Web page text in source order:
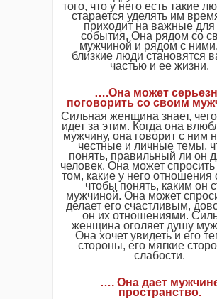
того, что у него есть такие
старается уделять им
приходит на важные для
события. Она рядом со
мужчиной и рядом с
близкие люди становятся
частью и ее жизни.
….Она может
поговорить со своим
Сильная женщина знает, чего
идет за этим. Когда она
мужчину, она говорит с ним
честные и личные темы,
понять, правильный ли он
человек. Она может спросить
том, какие у него отношения
чтобы понять, каким он
мужчиной. Она может
делает его счастливым,
он их отношениями.
женщина оголяет душу
Она хочет увидеть и его
стороны, его мягкие
слабости.
…. Она дает
пространство.